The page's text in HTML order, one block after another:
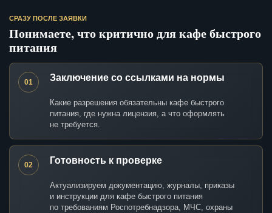
СРАЗУ ПОСЛЕ ЗАЯВКИ
Понимаете, что критично для кафе быстрого
питания
01 Заключение со ссылками на нормы
Какие разрешения обязательны кафе быстрого
питания, где нужна лицензия, а что оформлять
не требуется.
02 Готовность к проверке
Актуализируем документацию, журналы, приказы
и инструкции для кафе быстрого питания
по требованиям Роспотребнадзора, МЧС, охраны